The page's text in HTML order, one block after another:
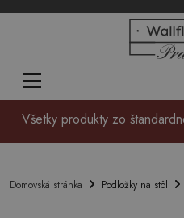
Všetky produkty zo
Domovská stránka Podložky na stôl